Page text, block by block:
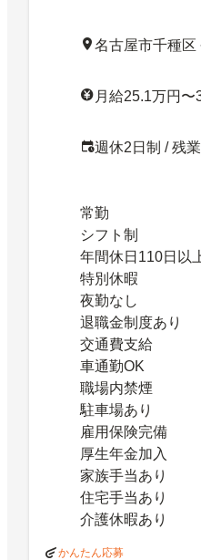
名古屋市千種区
月給25.1万円〜
週休2日制 / 残
常勤
シフト制
年間休日110日以
特別休暇
夜勤なし
退職金制度あり
交通費支給
車通勤OK
職場内禁煙
駐車場あり
雇用保険完備
厚生年金加入
家族手当あり
住宅手当あり
介護休暇あり
かんたん応募